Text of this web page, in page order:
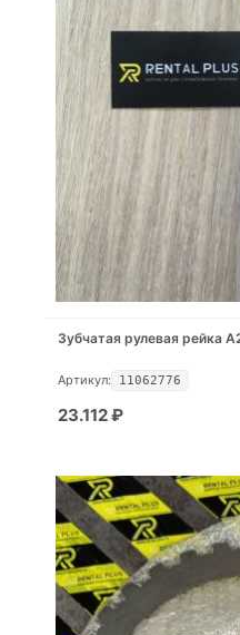
Зубчатая рулевая рейка
Артикул: 11062776
23.112₽